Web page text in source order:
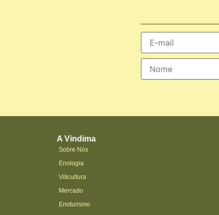
A Vindima
Sobre Nós
Enologia
Viticultura
Mercado
Enoturismo